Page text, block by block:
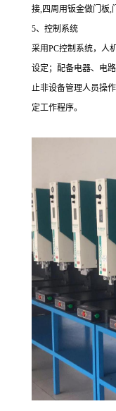
接,四周用钣金做门板,
5、控制系统
采用PC控制系统，人
设定；配备电器、电
止非设备管理人员操
定工作程序。